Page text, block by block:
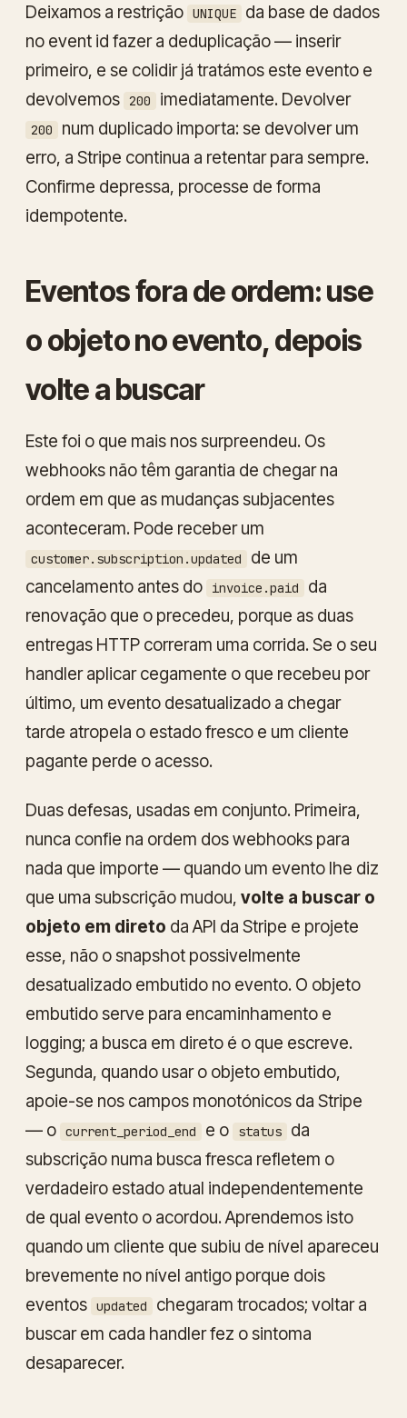
Deixamos a restrição UNIQUE
da base de dados
no event id fazer a deduplicação — inserir
primeiro, e se colidir já tratámos este evento e
devolvemos 200 imediatamente. Devolver
200
num duplicado importa: se devolver um
erro, a Stripe continua a retentar para sempre.
Confirme depressa, processe de forma
idempotente.
Eventos fora de ordem: use
o objeto no evento, depois
volte a buscar
Este foi o que mais nos surpreendeu. Os
webhooks nãotêm garantia de chegar na
ordem em que as mudanças subjacentes
aconteceram. Pode receber um
customer.subscription.updated
de um
cancelamento antes do invoice.paid
da
renovação que o precedeu, porque as duas
entregas HTTP correram uma corrida. Se o seu
handler aplicar cegamente o que recebeu por
último, um evento desatualizado a chegar
tarde atropela o estado fresco e um cliente
pagante perde o acesso.
Duas defesas, usadas em conjunto. Primeira,
nunca confie na ordem dos webhooks para
nada que importe — quando um evento lhe diz
que uma subscrição mudou, volte a buscar o
objeto em direto da API da Stripe e projete
esse, não o snapshot possivelmente
desatualizado embutido no evento. O objeto
embutido serve para encaminhamento e
logging; a busca em direto é o que escreve.
Segunda, quando usar o objeto embutido,
apoie-se nos campos monotónicos da Stripe
— o current_period_end e o status
da
subscrição numa busca fresca refletem o
verdadeiro estado atual independentemente
de qual evento o acordou. Aprendemos isto
quando um cliente que subiu de nível apareceu
brevemente no nível antigo porque dois
eventos updated
chegaram trocados; voltar a
buscar em cada handler fez o sintoma
desaparecer.